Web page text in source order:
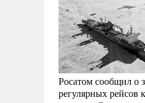
Росатом сообщил о
регулярных рейсов